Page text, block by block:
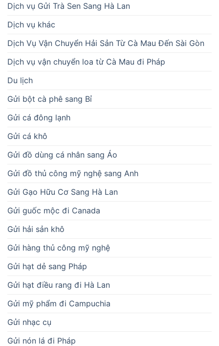
Dịch vụ Gửi Trà Sen Sang Hà Lan
Dịch vụ khác
Dịch Vụ Vận Chuyển Hải Sản Từ Cà Mau Đến Sài Gòn
Dịch vụ vận chuyển loa từ Cà Mau đi Pháp
Du lịch
Gửi bột cà phê sang Bỉ
Gửi cá đông lạnh
Gửi cá khô
Gửi đồ dùng cá nhân sang Áo
Gửi đồ thủ công mỹ nghệ sang Anh
Gửi Gạo Hữu Cơ Sang Hà Lan
Gửi guốc mộc đi Canada
Gửi hải sản khô
Gửi hàng thủ công mỹ nghệ
Gửi hạt dẻ sang Pháp
Gửi hạt điều rang đi Hà Lan
Gửi mỹ phẩm đi Campuchia
Gửi nhạc cụ
Gửi nón lá đi Pháp